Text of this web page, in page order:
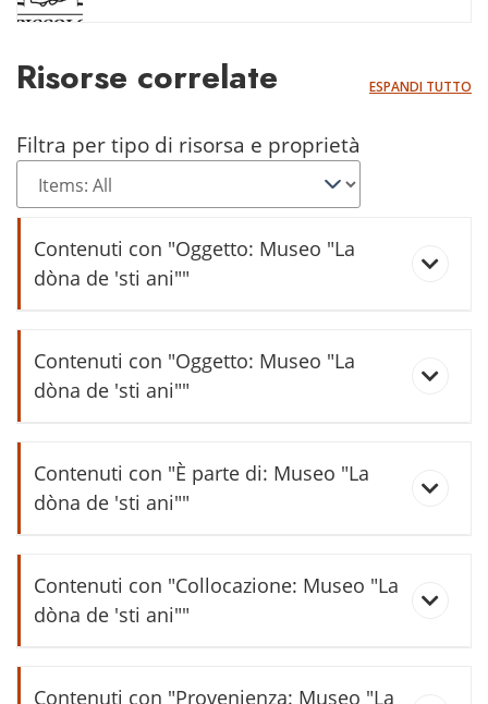
Risorse correlate ESPANDI TUTTO
Filtra per tipo di risorsa e proprietà
Contenuti con "Oggetto: Museo "La
dòna de 'sti ani""
espositivo permanente La dòna de
'sti ani Lasino
La camera de ‘sti ani : spazio
espositivo permanente La dòna de
La cosina de ‘sti ani : spazio
espositivo permanente La dòna de
Contenuti con "Oggetto: Museo "La
dòna de 'sti ani""
La stadera (speciale 2015)
Contenuti con "È parte di: Museo "La
dòna de 'sti ani""
Contenuti con "Collocazione: Museo "La
dòna de 'sti ani""
Contenuti con "Provenienza: Museo "La